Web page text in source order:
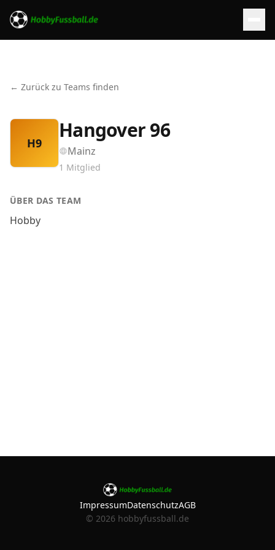
← Zurück zu Teams finden
H9
Hangover 96
Mainz
1 Mitglied
ÜBER DAS TEAM
Hobby
ImpressumDatenschutzAGB
© 2026 hobbyfussball.de